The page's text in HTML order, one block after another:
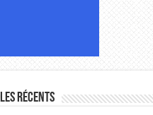
Récents